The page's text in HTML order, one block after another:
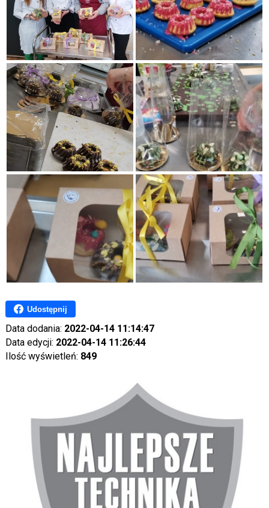
Udostępnij
Data dodania: 2022-04-14 11:14:47
Data edycji: 2022-04-14 11:26:44
Ilość wyświetleń: 849